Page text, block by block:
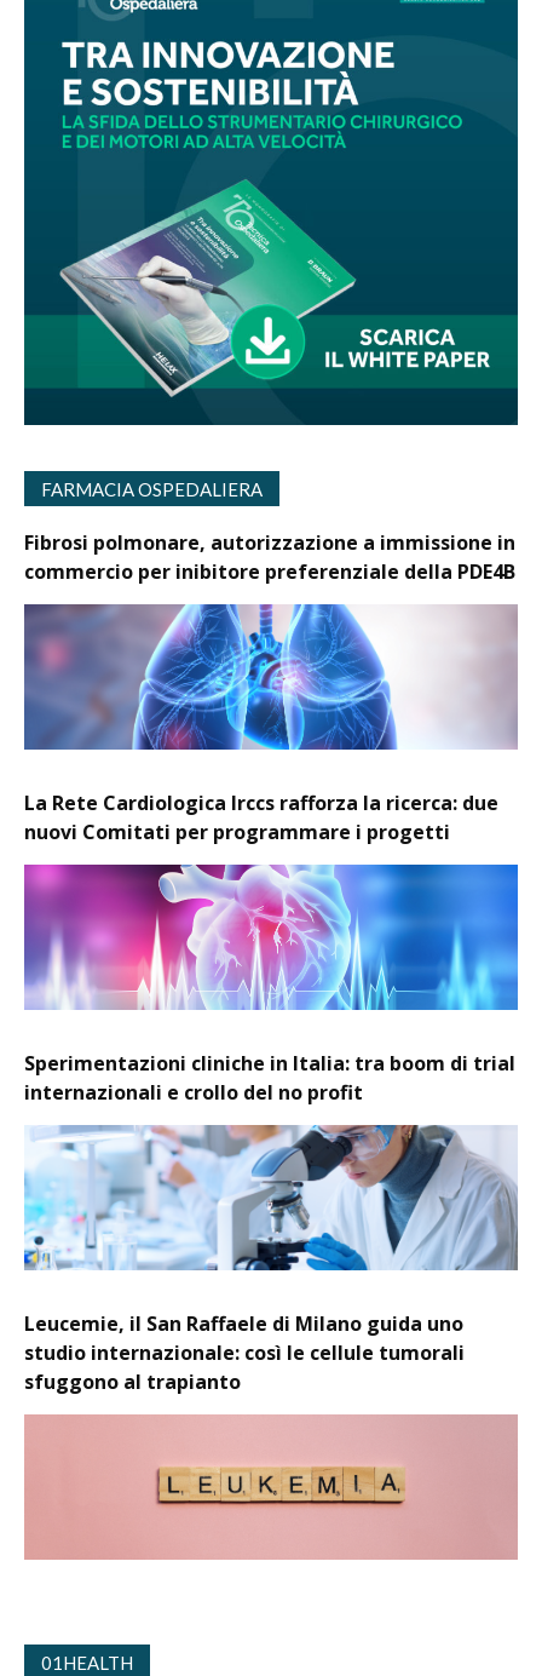
FARMACIA OSPEDALIERA
Fibrosi polmonare, autorizzazione a immissione in
commercio per inibitore preferenziale della PDE4B
La Rete Cardiologica Irccs rafforza la ricerca: due
nuovi Comitati per programmare i progetti
Sperimentazioni cliniche in Italia: tra boom di trial
internazionali e crollo del no profit
Leucemie, il San Raffaele di Milano guida uno
studio internazionale: così le cellule tumorali
sfuggono al trapianto
01HEALTH